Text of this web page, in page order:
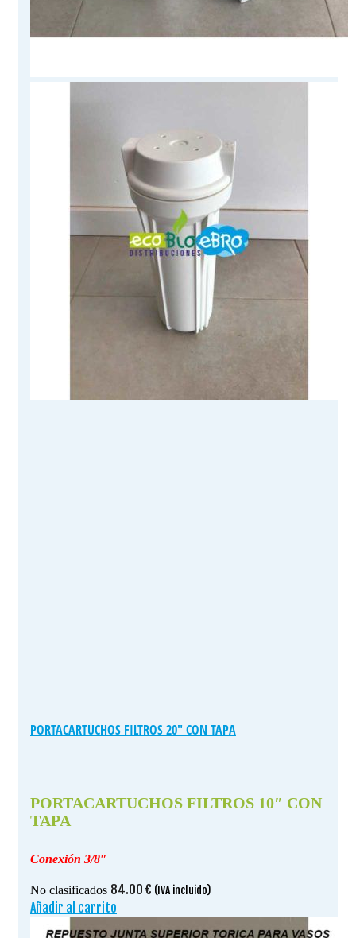
PORTACARTUCHOS FILTROS 20″ CON TAPA
PORTACARTUCHOS FILTROS 10″ CON
TAPA
Conexión 3/8″
No clasificados 84.00 € (IVA incluido)
Añadir al carrito